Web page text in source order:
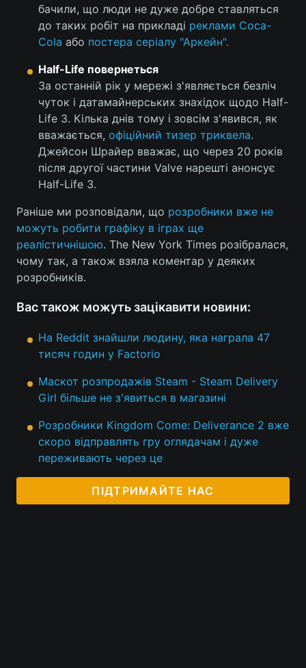
бачили, що люди не дуже добре ставляться
до таких робіт на прикладі реклами Coca-
Cola або постера серіалу "Аркейн".
Half-Life повернеться
За останній рік у мережі з'являється безліч
чуток і датамайнерських знахідок щодо Half-
Life 3. Кілька днів тому і зовсім з'явився, як
вважається, офіційний тизер триквела.
Джейсон Шрайер вважає, що через 20 років
після другої частини Valve нарешті анонсує
Half-Life 3.
Раніше ми розповідали, що розробники вже не
можуть робити графіку в іграх ще
реалістичнішою. The New York Times розібралася,
чому так, а також взяла коментар у деяких
розробників.
Вас також можуть зацікавити новини:
На Reddit знайшли людину, яка награла 47
тисяч годин у Factorio
Маскот розпродажів Steam - Steam Delivery
Girl більше не з'явиться в магазині
Розробники Kingdom Come: Deliverance 2 вже
скоро відправлять гру оглядачам і дуже
переживають через це
ПІДТРИМАЙТЕ НАС